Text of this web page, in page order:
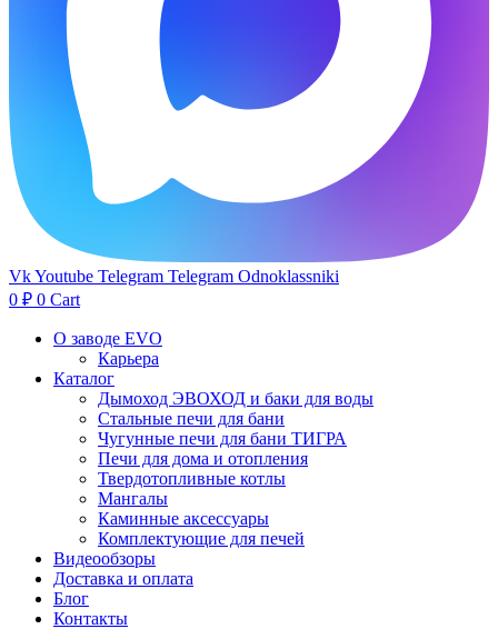
VkYoutube Telegram Telegram Odnoklassniki
0 ₽ 0 Cart
О заводе EVO
Карьера
Каталог
Дымоход ЭВОХОД и баки для воды
Стальные печи для бани
Чугунные печи для бани ТИГРА
Печи для дома и отопления
Твердотопливные котлы
Мангалы
Каминные аксессуары
Комплектующие для печей
Видеообзоры
Доставка и оплата
Блог
Контакты